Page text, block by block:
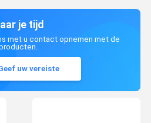
je tijd
met u contact opnemen met de
uw vereiste